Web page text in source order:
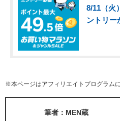
8/11（火
ントリー
※本ページはアフィリエイトプログラム
筆者：MEN蔵